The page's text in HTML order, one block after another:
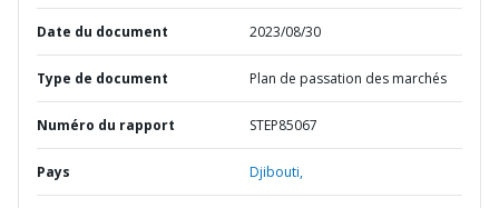
Date du document 2023/08/30
Type de document Plan de passation des marchés
Numéro du rapport STEP85067
Pays Djibouti,